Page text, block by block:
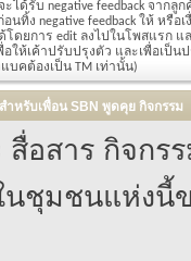
ด้รับ negative feedback จากลู
ทิ้ง negative feedback ให้ หรือ
โดยการ edit ลงไปในโพสแรก
ให้เค้าปรับปรุงตัว และเพื่อเป็
คต้องเป็น TM เท่านั้น)
ำหรับเพื่อน SBN พูดคุย กิจกรรม
อสาร กิจกร
นชุมชนแห่งนี้